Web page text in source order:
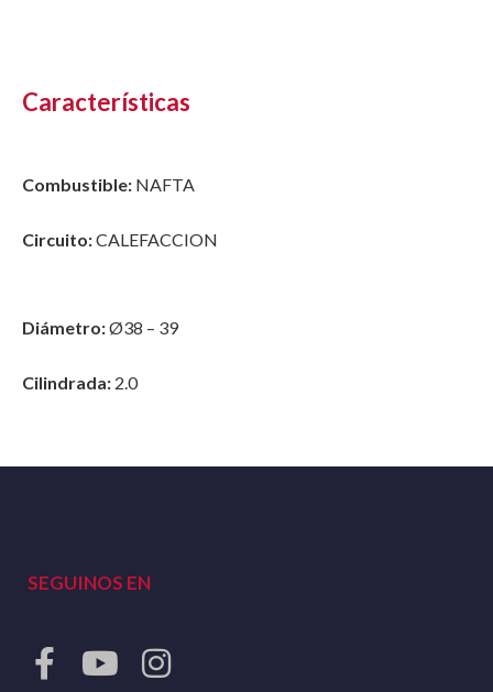
Características
Combustible: NAFTA
Circuito:CALEFACCION
Diámetro:Ø38 – 39
Cilindrada: 2.0
SEGUINOS EN